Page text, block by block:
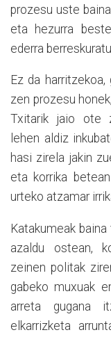
prozesu uste
eta hezurra
ederra
Ez da
zen prozesu
Txitarik jaio ote
lehen aldiz
hasi zirela jakin
eta korrika
urteko atzamar
Katakumeak
azaldu ostean,
zeinen politak
gabeko muxuak
arreta gugana
elkarrizketa